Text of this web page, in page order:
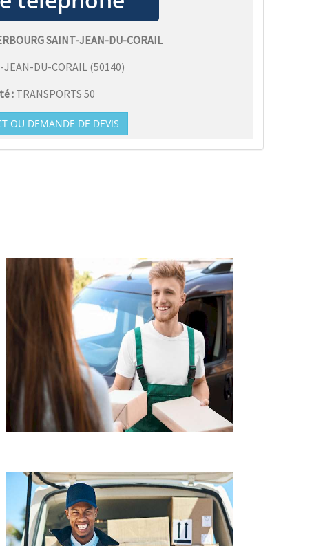
SAINT-JEAN-DU-CORAIL
JEAN-DU-CORAIL (50140)
: TRANSPORTS 50
OU DEMANDE DE DEVIS